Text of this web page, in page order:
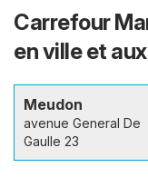
Carrefour
en ville et
Meudon
avenue General De
Gaulle 23